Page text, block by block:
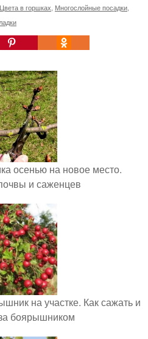
Цвета в горшках Многослойные посадки
осенью на новое место.
и саженцев
на участке. Как сажать и
боярышником